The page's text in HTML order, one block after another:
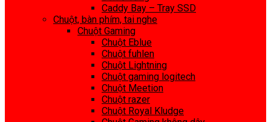
Caddy Bay – Tray SSD
Chuột, bàn phím, tai nghe
Chuột Gaming
Chuột Eblue
Chuột fuhlen
Chuột Lightning
Chuột gaming logitech
Chuột Meetion
Chuột razer
Chuột Royal Kludge